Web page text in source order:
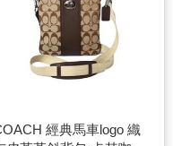
經典馬車logo 織